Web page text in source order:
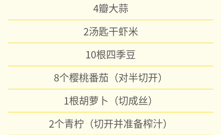
4瓣大蒜
2汤匙干虾米
10根四季豆
8个樱桃番茄（对半切开）
1根胡萝卜（切成丝）
2个青柠（切开并准备榨汁）